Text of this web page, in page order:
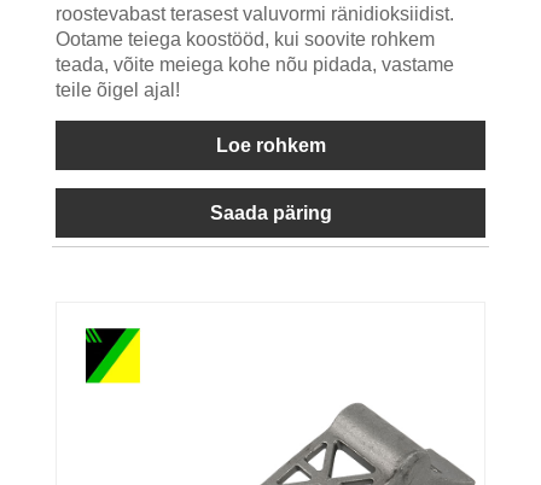
roostevabast terasest valuvormi ränidioksiidist.
Ootame teiega koostööd, kui soovite rohkem
teada, võite meiega kohe nõu pidada, vastame
teile õigel ajal!
Loe rohkem
Saada päring